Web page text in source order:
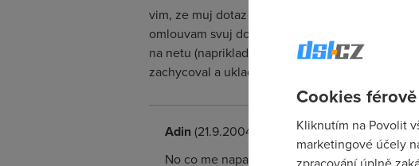
vim, ze muj dotaz je uplne mimo misu, ale zda
omlouvam svuj dotaz, ktery nema s adsl nic
na netu (napriklad webove kamery, streams
zachycoval a ukladal deni na monitoru...v
Adin(21.9.2004 18:41:33)
No co me napada je programek Fraps. Ten
Cookies
Kliknutím na Povolit
marketingové účely